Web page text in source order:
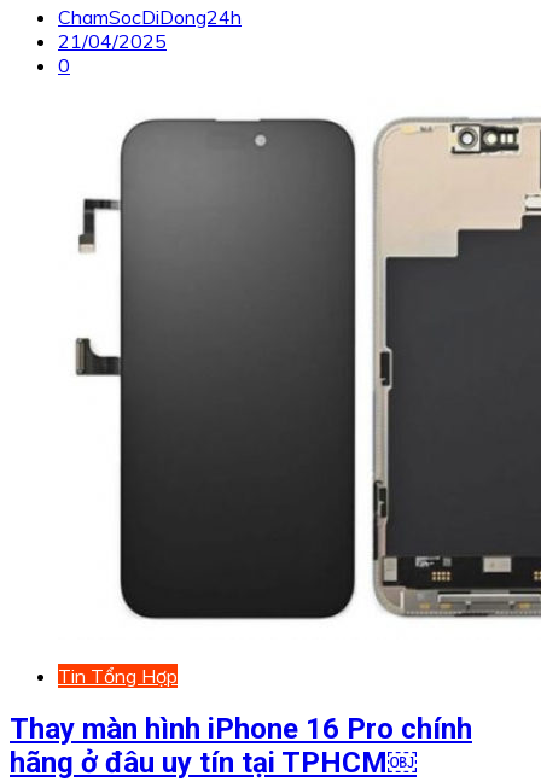
ChamSocDiDong24h
21/04/2025
0
Tin Tổng Hợp
Thay màn hình iPhone 16 Pro chính
hãng ở đâu uy tín tại TPHCM￼